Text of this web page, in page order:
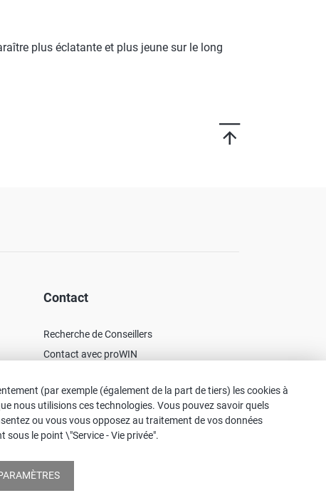
plus éclatante et plus jeune sur le long
(par exemple (également de la part de tiers) les cookies à
nous utilisions ces technologies. Vous pouvez savoir quels
ou vous vous opposez au traitement de vos données
le point \"Service - Vie privée".
Contact
Recherche de Conseillers
Contact avec proWIN